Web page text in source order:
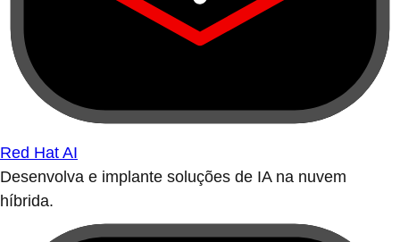
Red Hat AI
Desenvolva e implante soluções de IA na nuvem
híbrida.